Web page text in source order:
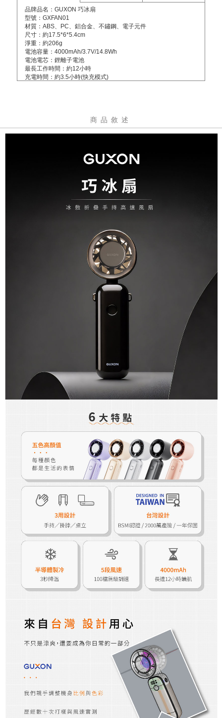
品牌品名：GUXON 巧冰扇
型號：GXFAN01
材質：ABS、PC、鋁合金、不鏽鋼、電子元件
尺寸：約17.5*6*5.4cm
淨重：約206g
電池容量：4000mAh/3.7V/14.8Wh
電池電芯：鋰離子電池
最長工作時間：約12小時
充電時間：約3.5小時(快充模式)
風量調節：9m/s
產地：中國製造/台灣監製
保固：主商品非人為損壞保固一年，贈品配件不在保固範圍內(維
商品敘述